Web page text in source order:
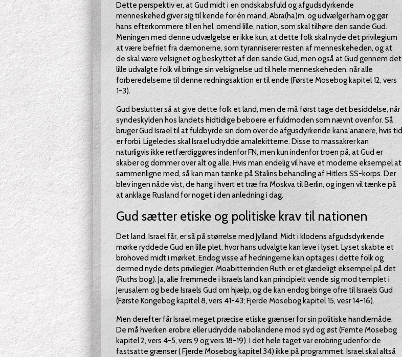
Dette perspektiv er, at Gud midt i en ondskabsfuld og afgudsdyrkende
menneskehed giver sig til kende for én mand, Abra(ha)m, og udvælger ham og gør
hans efterkommere til en hel, omend lille, nation, som skal tilhøre den sande Gud.
Meningen med denne udvælgelse er ikke kun, at dette folk skal nyde det privilegium
at være befriet fra dæmonerne, som tyranniserer resten af menneskeheden, og at
de skal være velsignet og beskyttet af den sande Gud, men også at Gud gennem det
lille udvalgte folk vil bringe sin velsignelse ud til hele menneskeheden, når alle
forberedelserne til denne redningsaktion er til ende (Første Mosebog kapitel 12, vers
1-3).
Gud beslutter så at give dette folk et land, men de må først tage det besiddelse, når
syndeskylden hos landets hidtidige beboere er fuldmoden som nævnt ovenfor. Så
bruger Gud Israel til at fuldbyrde sin dom over de afgusdyrkende kana'anæere, hvis tid
er forbi. Ligeledes skal Israel udrydde amalekitterne. Disse to massakrer kan
naturligvis ikke retfærdiggøres indenfor FN, men kun indenfor troen på, at Gud er
skaber og dommer over alt og alle. Hvis man endelig vil have et moderne eksempel at
sammenligne med, så kan man tænke på Stalins behandling af Hitlers SS-korps. Der
blev ingen nåde vist, de hang i hvert et træ fra Moskva til Berlin, og ingen vil tænke på
at anklage Rusland for noget i den anledning i dag.
Gud sætter etiske og politiske krav til nationen
Det land, Israel får, er så på størrelse med Jylland. Midt i klodens afgudsdyrkende
mørke ryddede Gud en lille plet, hvor hans udvalgte kan leve i lyset. Lyset skabte et
brohoved midt i mørket. Endog visse af hedningerne kan optages i dette folk og
dermed nyde dets privilegier. Moabitterinden Ruth er et glædeligt eksempel på det
(Ruths bog). Ja, alle fremmede i Israels land kan principielt vende sig mod templet i
Jerusalem og bede Israels Gud om hjælp, og de kan endog bringe ofre til Israels Gud
(Første Kongebog kapitel 8, vers 41-43; Fjerde Mosebog kapitel 15, vesr 14-16).
Men derefter får Israel meget præcise etiske grænser for sin politiske handlemåde.
De må hverken erobre eller udrydde nabolandene mod syd og øst (Femte Mosebog
kapitel 2, vers 4-5, vers 9 og vers 18-19). I det hele taget var erobring udenfor de
fastsatte grænser ( Fjerde Mosebog kapitel 34) ikke på programmet. Israel skal altså